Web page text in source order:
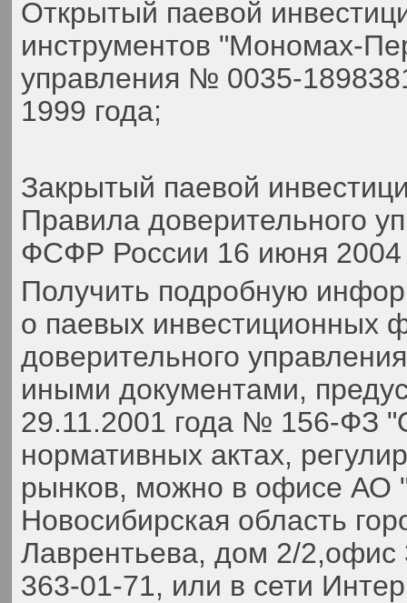
Открытый паевой
инструментов "Мономах-
управления № 0035-
1999 года;
Закрытый паевой
Правила доверительного
ФСФР России 16 июня 2004
Получить подробную
о паевых инвестиционных
доверительного
иными документами,
29.11.2001 года № 156-ФЗ
нормативных актах,
рынков, можно в офисе АО
Новосибирская область
Лаврентьева, дом 2/
363-01-71, или в сети